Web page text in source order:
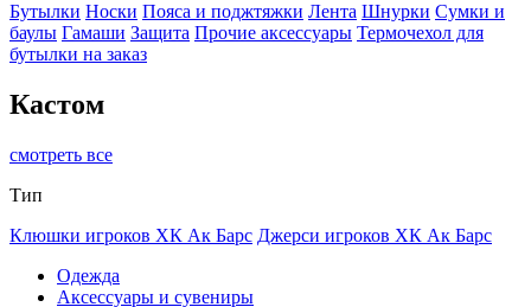
Бутылки Носки Пояса и поджтяжки Лента Шнурки Сумки и
баулы Гамаши Защита Прочие аксессуары Термочехол для
бутылки на заказ
Кастом
смотреть все
Тип
Клюшки игроков ХК Ак Барс Джерси игроков ХК Ак Барс
Одежда
Аксессуары и сувениры